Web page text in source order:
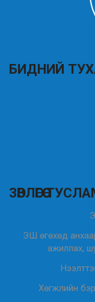
БИДНИЙ
ЗӨВЛӨГӨӨ
ЭШ өгөхөд
ажиллах,
Хөгжлийн